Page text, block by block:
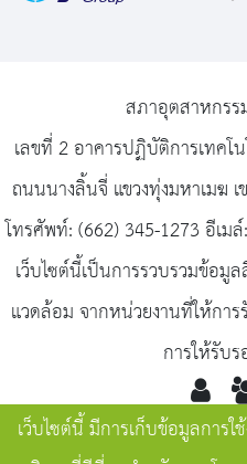
สภาอุตสาหกรร
เลขที่ 2 อาคารปฏิบัติการเทคโ
ถนนนางลิ้นจี่ แขวงทุ่งมหาเมฆ
โทรศัพท์: (662) 345-1273 อีเ
เว็บไซต์นี้เป็นการรวบรวมข้อ
แวดล้อม จากหน่วยงานที่ให้กา
การให้รับ
Toda
เว็บไซต์นี้ มีการเก็บข้อมูลการ